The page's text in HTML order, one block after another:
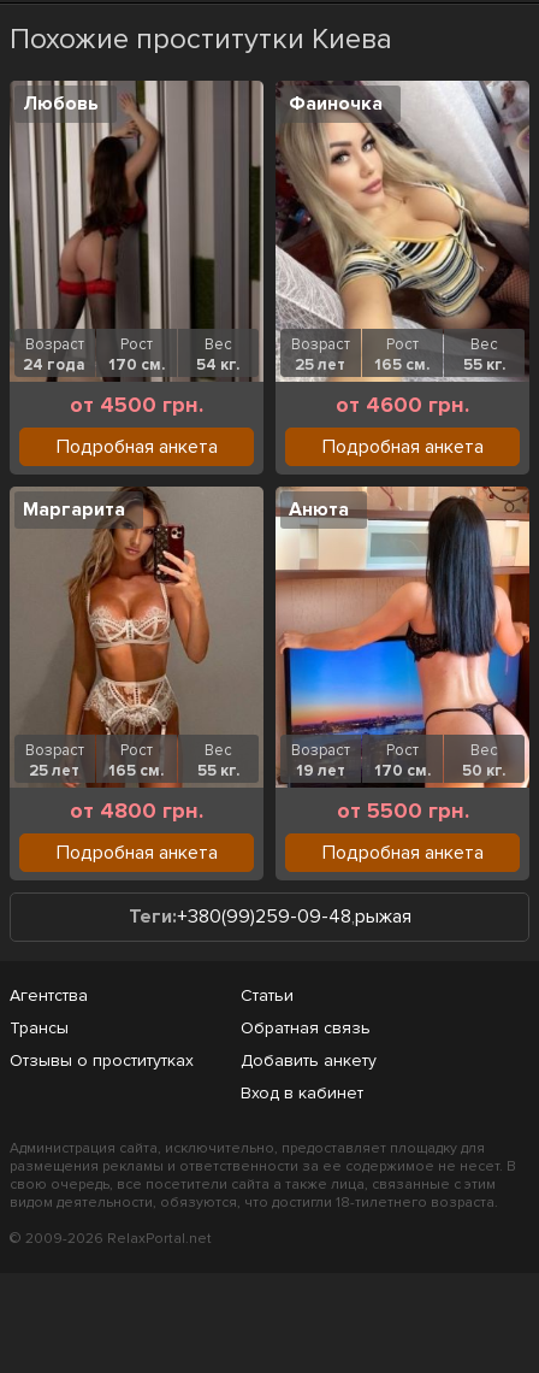
Похожие проститутки Киева
Любовь
Возраст
24 года
Рост
170 см.
Вес
54 кг.
от 4500 грн.
Подробная анкета
Фаиночка
Возраст
25 лет
Рост
165 см.
Вес
55 кг.
от 4600 грн.
Подробная анкета
Маргарита
Возраст
25 лет
Рост
165 см.
Вес
55 кг.
от 4800 грн.
Подробная анкета
Анюта
Возраст
19 лет
Рост
170 см.
Вес
50 кг.
от 5500 грн.
Подробная анкета
Теги:+380(99)259-09-48,рыжая
Агентства
Трансы
Отзывы о проститутках
Статьи
Обратная связь
Добавить анкету
Вход в кабинет
Администрация сайта, исключительно, предоставляет площадку для
размещения рекламы и ответственности за ее содержимое не несет. В
свою очередь, все посетители сайта а также лица, связанные с этим
видом деятельности, обязуются, что достигли 18-тилетнего возраста.
© 2009-2026 RelaxPortal.net